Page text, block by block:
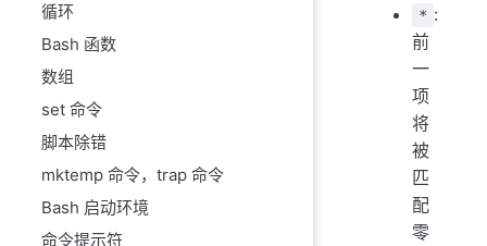
循环
Bash 函数
数组
set 命令
脚本除错
mktemp 命令，trap 命令
Bash 启动环境
命令提示符
* :
前
一
项
将
被
匹
配
零